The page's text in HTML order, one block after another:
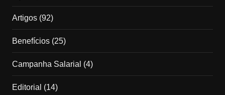
Artigos(92)
Benefícios(25)
Campanha Salarial (4)
Editorial (14)